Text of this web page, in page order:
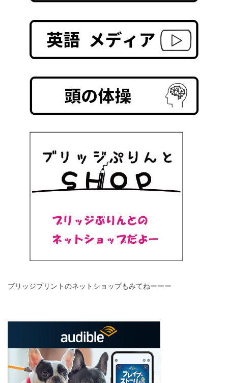
ブリッジプリントのネットショップもみてねーーー